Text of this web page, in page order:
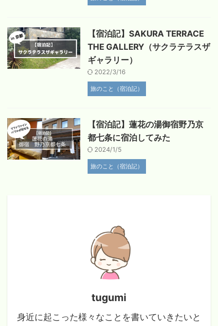
【宿泊記】SAKURA TERRACE
THE GALLERY（サクラテラスザ
ギャラリー）
2022/3/16
旅のこと（宿泊記）
【宿泊記】蓮花の湯御宿野乃京
都七条に宿泊してみた
2024/1/5
旅のこと（宿泊記）
tugumi
身近に起こった様々なことを書いていきたいと